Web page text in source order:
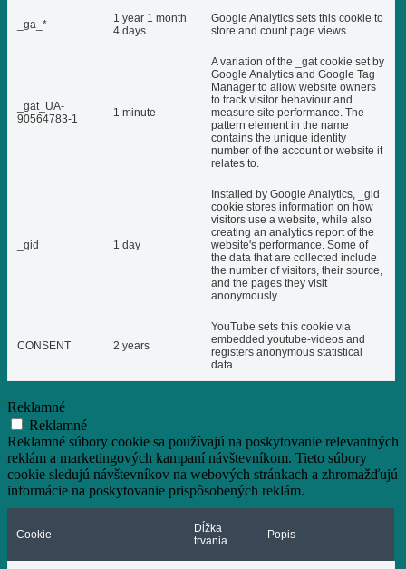
_ga_*
1 year 1 month
4 days
Google Analytics sets this cookie to
store and count page views.
_gat_UA-
90564783-1
1 minute
A variation of the _gat cookie set by
Google Analytics and Google Tag
Manager to allow website owners
to track visitor behaviour and
measure site performance. The
pattern element in the name
contains the unique identity
number of the account or website it
relates to.
_gid 1 day
Installed by Google Analytics, _gid
cookie stores information on how
visitors use a website, while also
creating an analytics report of the
website's performance. Some of
the data that are collected include
the number of visitors, their source,
and the pages they visit
anonymously.
CONSENT 2 years
YouTube sets this cookie via
embedded youtube-videos and
registers anonymous statistical
data.
Reklamné
Reklamné
Reklamné súbory cookie sa používajú na poskytovanie relevantných
reklám a marketingových kampaní návštevníkom. Tieto súbory
cookie sledujú návštevníkov na webových stránkach a zhromažďujú
informácie na poskytovanie prispôsobených reklám.
Cookie
Dĺžka
trvania
Popis